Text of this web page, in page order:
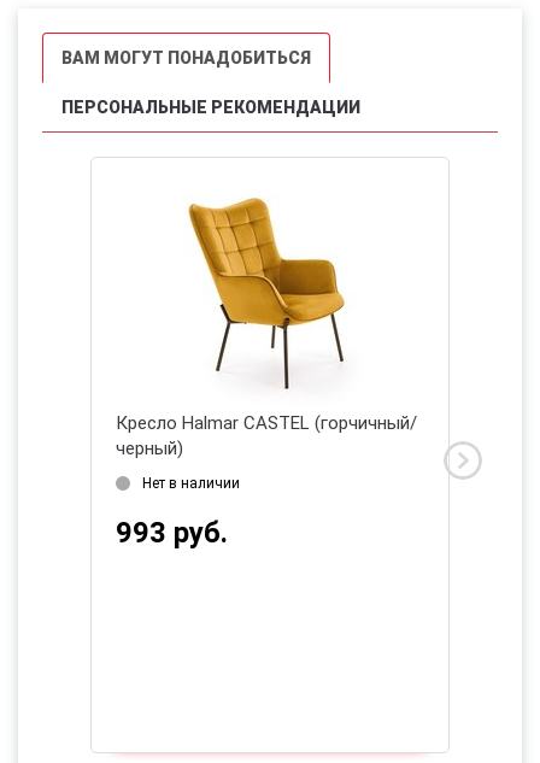
ВАМ МОГУТ ПОНАДОБИТЬСЯ
ПЕРСОНАЛЬНЫЕ РЕКОМЕНДАЦИИ
Кресло Halmar CASTEL (горчичный/
черный)
Нет в наличии
993 руб.